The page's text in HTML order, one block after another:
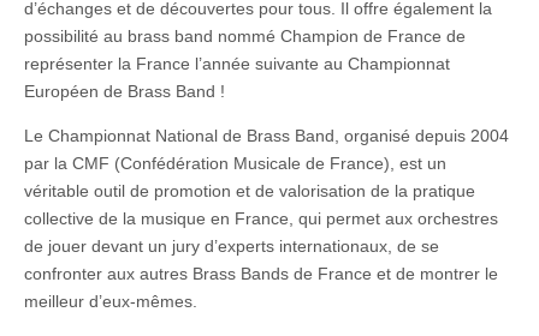
d’échanges et de découvertes pour tous. Il offre également la
possibilité au brass band nommé Champion de France de
représenter la France l’année suivante au Championnat
Européen de Brass Band !
Le Championnat National de Brass Band, organisé depuis 2004
par la CMF (Confédération Musicale de France), est un
véritable outil de promotion et de valorisation de la pratique
collective de la musique en France, qui permet aux orchestres
de jouer devant un jury d’experts internationaux, de se
confronter aux autres Brass Bands de France et de montrer le
meilleur d’eux-mêmes.